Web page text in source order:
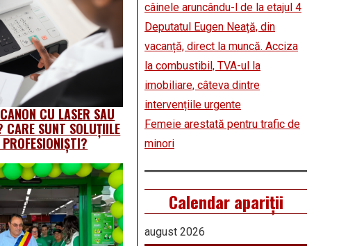
CU LASER SAU
CARE SUNT SOLUȚIILE
câinele aruncându-l de la etajul 4
Deputatul Eugen Neață, din
vacanță, direct la muncă. Acciza
la combustibil, TVA-ul la
imobiliare, câteva dintre
intervențiile urgente
Femeie arestată pentru trafic de
minori
Calendar apariții
august 2026